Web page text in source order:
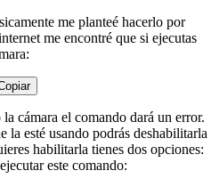
me planteé hacerlo por
me encontré que si ejecutas
cámara el comando dará un error.
la esté usando podrás deshabilitarla
habilitarla tienes dos opciones:
este comando: